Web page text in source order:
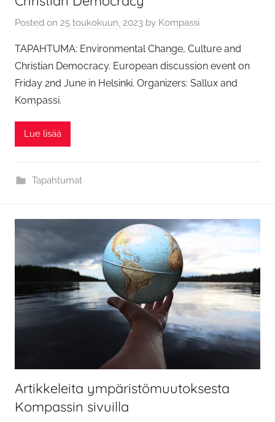
Posted on 25 toukokuun, 2023 by Kompassi
TAPAHTUMA: Environmental Change, Culture and
Christian Democracy. European discussion event on
Friday 2nd June in Helsinki. Organizers: Sallux and
Kompassi.
Lue lisää
Tapahtumat
Artikkeleita ympäristömuutoksesta
Kompassin sivuilla